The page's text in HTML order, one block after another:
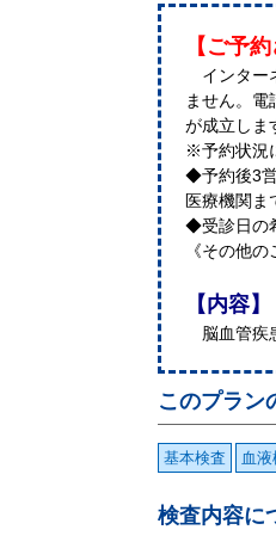
【ご予
インター
ません。
が成立しま
※予約状況
◆予約後3営
医療機関ま
◆受診日の
《その他
【内容】
脳血管疾
このプラン
基本検査 血
検査内容に